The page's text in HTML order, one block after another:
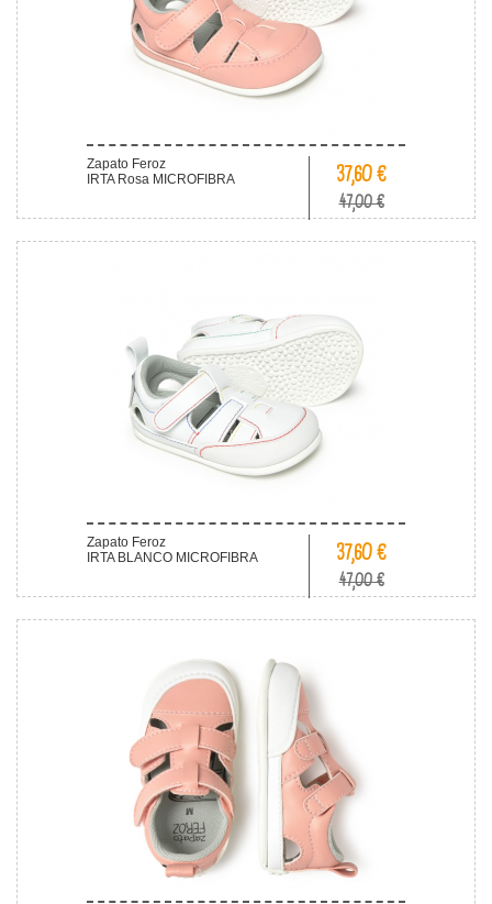
Zapato Feroz
IRTA Rosa MICROFIBRA
37,60 €
47,00 €
Zapato Feroz
IRTA BLANCO MICROFIBRA
37,60 €
47,00 €